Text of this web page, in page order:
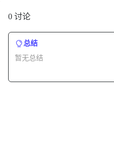
0 讨论
总结
暂无总结